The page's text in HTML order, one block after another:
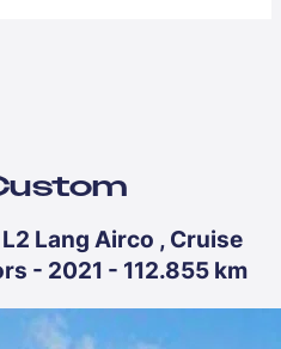
Lang Airco , Cruise
- 2021 - 112.855 km